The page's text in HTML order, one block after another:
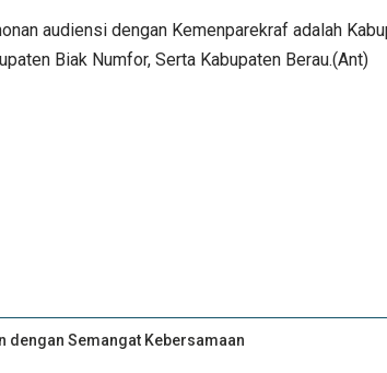
audiensi dengan Kemenparekraf adalah
Biak Numfor, Serta Kabupaten Berau.(Ant)
dengan Semangat Kebersamaan